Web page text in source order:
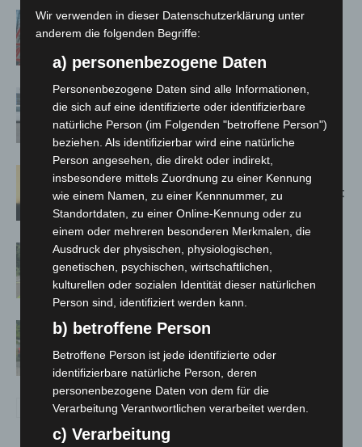
A2: Zweite Turbobaustelle startet
zwischen Hannover-West und
Bothfeld
Niedersachsen: Feuerwehrkräfte
kehren nach Waldbrandeinsatz aus
Spanien zurück
Hannover: Erste Tigermücken-
Population in Niedersachsen entdeckt
Brand im „Haus der Begegnung“ in
Neuwarmbüchen schnell eingedämmt
Region Hannover: 21 neue
Notfallsanitäter starten beim Roten
Kreuz
Wir verwenden in dieser Datenschutzerklärung unter
anderem die folgenden Begriffe:
a) personenbezogene Daten
Personenbezogene Daten sind alle Informationen,
die sich auf eine identifizierte oder identifizierbare
natürliche Person (im Folgenden "betroffene Person")
beziehen. Als identifizierbar wird eine natürliche
Person angesehen, die direkt oder indirekt,
insbesondere mittels Zuordnung zu einer Kennung
wie einem Namen, zu einer Kennnummer, zu
Standortdaten, zu einer Online-Kennung oder zu
einem oder mehreren besonderen Merkmalen, die
Ausdruck der physischen, physiologischen,
genetischen, psychischen, wirtschaftlichen,
kulturellen oder sozialen Identität dieser natürlichen
Person sind, identifiziert werden kann.
b) betroffene Person
Betroffene Person ist jede identifizierte oder
identifizierbare natürliche Person, deren
personenbezogene Daten von dem für die
Verarbeitung Verantwortlichen verarbeitet werden.
c) Verarbeitung